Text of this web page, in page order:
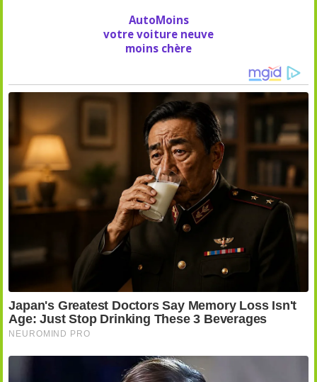
AutoMoins
votre voiture neuve
moins chère